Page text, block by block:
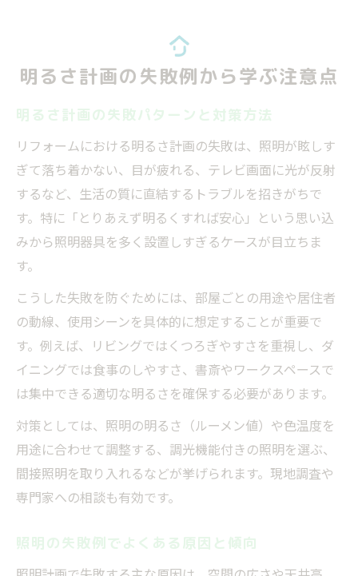
明るさ計画の失敗例から学ぶ注意点
明るさ計画の失敗パターンと対策方法
リフォームにおける明るさ計画の失敗は、照明が眩しす
ぎて落ち着かない、目が疲れる、テレビ画面に光が反射
するなど、生活の質に直結するトラブルを招きがちで
す。特に「とりあえず明るくすれば安心」という思い込
みから照明器具を多く設置しすぎるケースが目立ちま
す。
こうした失敗を防ぐためには、部屋ごとの用途や居住者
の動線、使用シーンを具体的に想定することが重要で
す。例えば、リビングではくつろぎやすさを重視し、ダ
イニングでは食事のしやすさ、書斎やワークスペースで
は集中できる適切な明るさを確保する必要があります。
対策としては、照明の明るさ（ルーメン値）や色温度を
用途に合わせて調整する、調光機能付きの照明を選ぶ、
間接照明を取り入れるなどが挙げられます。現地調査や
専門家への相談も有効です。
照明の失敗例でよくある原因と傾向